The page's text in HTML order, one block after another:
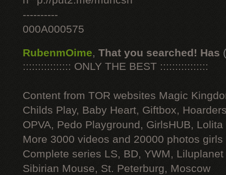
----------
000A000575
RubenmOime, That you searched! Has
:::::::::::::::: ONLY THE BEST ::::::::::::::::
Content from TOR websites Magic
Childs Play, Baby Heart, Giftbox,
OPVA, Pedo Playground, GirlsHUB, Lolita
More 3000 videos and 20000 photos
Complete series LS, BD, YWM, Liluplanet
Sibirian Mouse, St. Peterburg, Moscow